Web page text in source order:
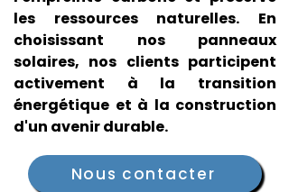
les ressources naturelles. En
choisissant nos panneaux
solaires, nos clients participent
activement à la transition
énergétique et à la construction
d'un avenir durable.
Nous contacter